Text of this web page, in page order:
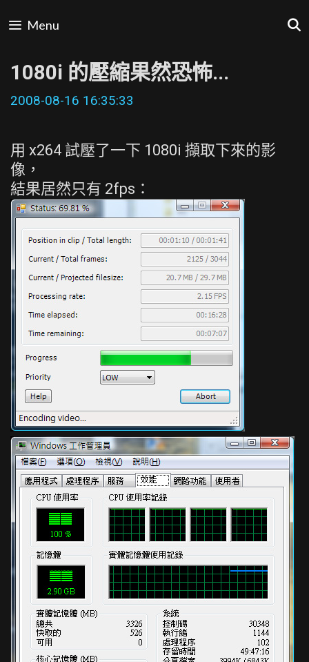
to
Menu
1080i 的壓縮果然恐怖...
2008-08-16 16:35:33
用 x264 試壓了一下 1080i 擷取下來的影
像，
結果居然只有 2fps：